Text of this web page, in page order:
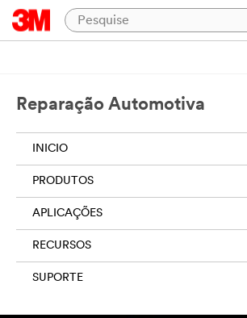
Reparação Automotiva
INICIO
PRODUTOS
APLICAÇÕES
RECURSOS
SUPORTE